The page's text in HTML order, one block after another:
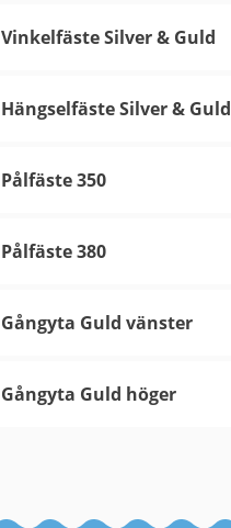
Vinkelfäste Silver & Guld
Hängselfäste Silver & Guld
Pålfäste 350
Pålfäste 380
Gångyta Guld vänster
Gångyta Guld höger